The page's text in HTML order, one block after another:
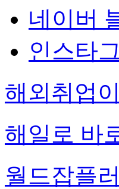
네이버
인스타
해외취업
해일로 바
월드잡플